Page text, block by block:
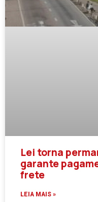
Lei torna
garante
frete
LEIA MAIS »